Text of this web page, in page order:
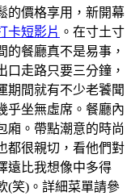
的價格享用，新開幕
卡短影片 。在寸土寸
的餐廳真不是易事，
口走路只要三分鐘，
期間就有不少老饕聞
乎坐無虛席。餐廳內
廂。帶點潮意的時尚
都很親切，看他們對
遠比我想像中多得
(笑)。詳細菜單請參